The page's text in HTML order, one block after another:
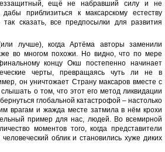
ещё не набравший силу и не
приблизиться к максарскому естеству
сказать, все предпосылки для развития
лучше), когда Артёма авторы заменили
во многом похожи. Но видно, что по мере
концу Окш постепенно начинает
черты, превращаясь чуть ли не в
он уничтожает Страну максаров вместе с
о том, что этот его метод ликвидации
глобальной катастрофой – настолько
врагам и жажда месте затмила в нём крохи
пример для нас, людей. Во всемирной
моментов того, когда представители
облик и становились хуже диких